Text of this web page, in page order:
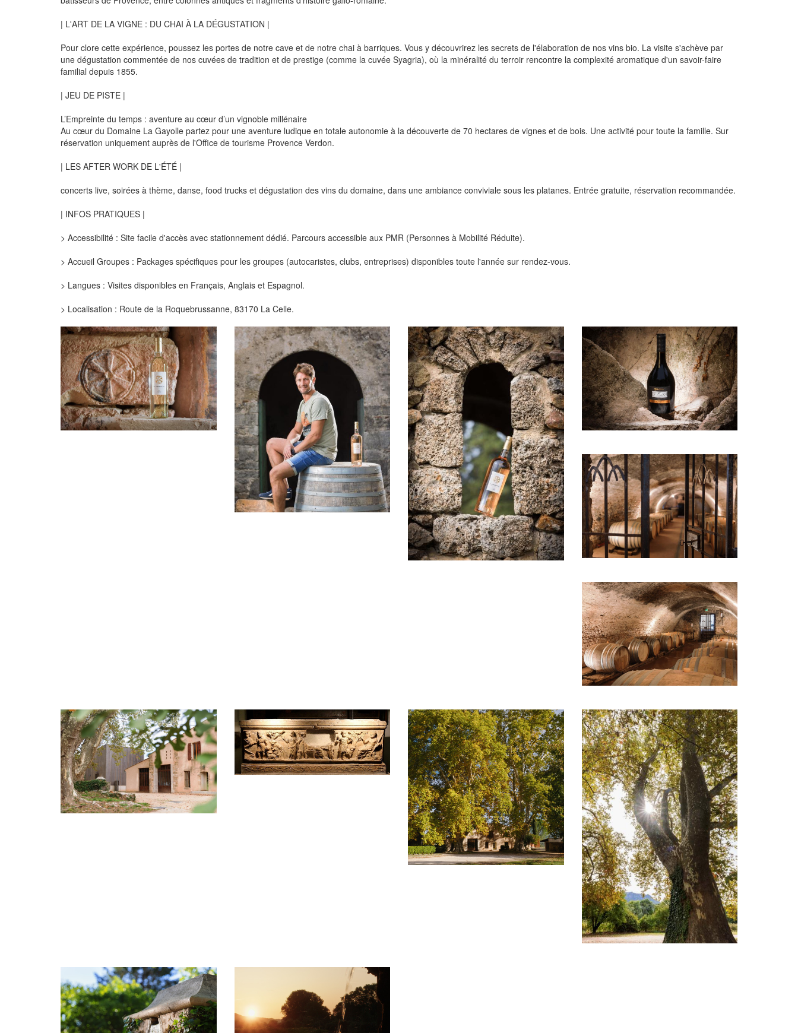
| L'ART DE LA VIGNE : DU CHAI À LA DÉGUSTATION |
Pour clore cette expérience, poussez les portes de notre cave et de notre chai à barriques. Vous y découvrirez les secrets de l'élaboration de nos vins bio. La visite s'achève par
une dégustation commentée de nos cuvées de tradition et de prestige (comme la cuvée Syagria), où la minéralité du terroir rencontre la complexité aromatique d'un savoir-faire
familial depuis 1855.
| JEU DE PISTE |
L’Empreinte du temps : aventure au cœur d’un vignoble millénaire
Au cœur du Domaine La Gayolle partez pour une aventure ludique en totale autonomie à la découverte de 70 hectares de vignes et de bois. Une activité pour toute la famille. Sur
réservation uniquement auprès de l'Office de tourisme Provence Verdon.
| LES AFTER WORK DE L'ÉTÉ |
concerts live, soirées à thème, danse, food trucks et dégustation des vins du domaine, dans une ambiance conviviale sous les platanes. Entrée gratuite, réservation recommandée.
| INFOS PRATIQUES |
> Accessibilité : Site facile d'accès avec stationnement dédié. Parcours accessible aux PMR (Personnes à Mobilité Réduite).
> Accueil Groupes : Packages spécifiques pour les groupes (autocaristes, clubs, entreprises) disponibles toute l'année sur rendez-vous.
> Langues : Visites disponibles en Français, Anglais et Espagnol.
> Localisation : Route de la Roquebrussanne, 83170 La Celle.